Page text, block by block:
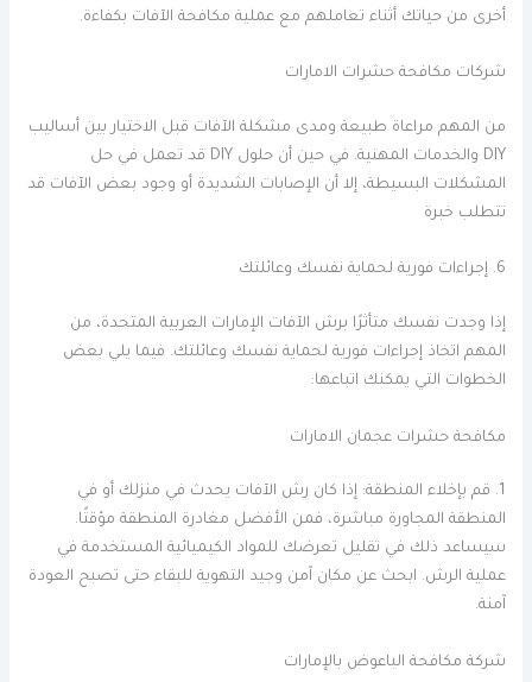
أخرى من حياتك أثناء تعاملهم مع عملية مكافحة الآفات بكفاءة.
شركات مكافحة حشرات الامارات
من المهم مراعاة طبيعة ومدى مشكلة الآفات قبل الاختيار بين أساليب
DIY والخدمات المهنية. في حين أن حلول DIY قد تعمل في حل
المشكلات البسيطة، إلا أن الإصابات الشديدة أو وجود بعض الآفات قد
تتطلب خبرة
6. إجراءات فورية لحماية نفسك وعائلتك
إذا وجدت نفسك متأثرًا برش الآفات الإمارات العربية المتحدة، من
المهم اتخاذ إجراءات فورية لحماية نفسك وعائلتك. فيما يلي بعض
الخطوات التي يمكنك اتباعها:
مكافحة حشرات عجمان الامارات
1. قم بإخلاء المنطقة: إذا كان رش الآفات يحدث في منزلك أو في
المنطقة المجاورة مباشرة، فمن الأفضل مغادرة المنطقة مؤقتًا.
سيساعد ذلك في تقليل تعرضك للمواد الكيميائية المستخدمة في
عملية الرش. ابحث عن مكان آمن وجيد التهوية للبقاء حتى تصبح العودة
آمنة.
شركة مكافحة الباعوض بالإمارات